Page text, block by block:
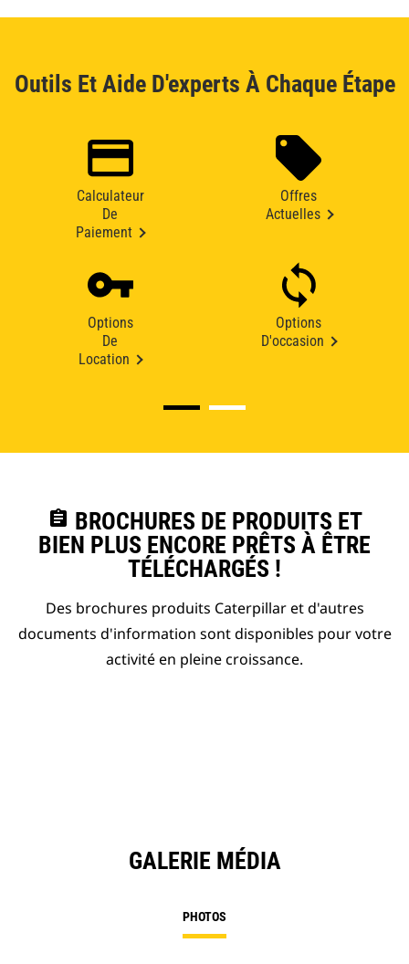
Outils Et Aide D'experts À Chaque Étape
Calculateur
De
Paiement
Offres
Actuelles
Options
De
Location
Options
D'occasion
assignment BROCHURES DE PRODUITS ET
BIEN PLUS ENCORE PRÊTS À ÊTRE
TÉLÉCHARGÉS !
Des brochures produits Caterpillar et d'autres
documents d'information sont disponibles pour votre
activité en pleine croissance.
GALERIE MÉDIA
PHOTOS